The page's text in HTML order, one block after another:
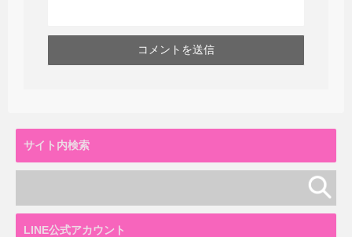
サイト内検索
LINE公式アカウント